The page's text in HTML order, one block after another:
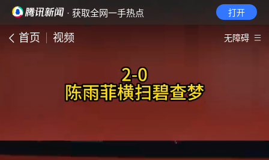
· 获取全网一手热点 打开
首页 视频 无障碍